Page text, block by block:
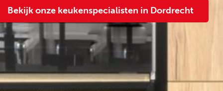
Bekijk onze keukenspecialisten in Dordrecht